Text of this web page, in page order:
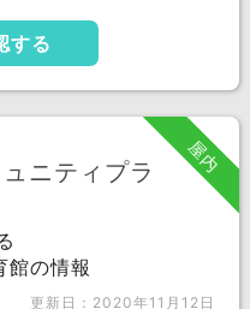
する
屋内
ニティプラ
館の情報
更新日：2020年11月12日